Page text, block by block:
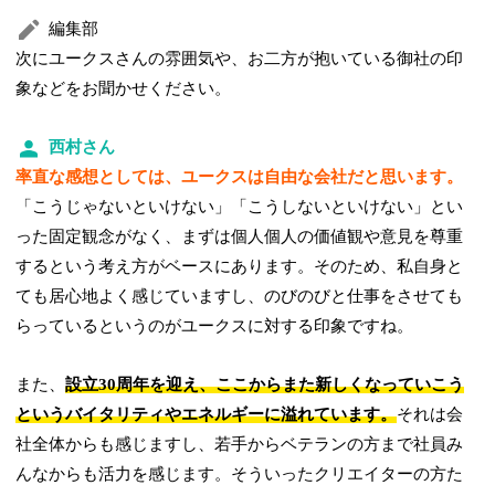
編集部
次にユークスさんの雰囲気や、お二方が抱いている御社の印
象などをお聞かせください。
西村さん
率直な感想としては、ユークスは自由な会社だと思います。
「こうじゃないといけない」「こうしないといけない」とい
った固定観念がなく、まずは個人個人の価値観や意見を尊重
するという考え方がベースにあります。そのため、私自身と
ても居心地よく感じていますし、のびのびと仕事をさせても
らっているというのがユークスに対する印象ですね。
また、設立30周年を迎え、ここからまた新しくなっていこう
というバイタリティやエネルギーに溢れています。それは会
社全体からも感じますし、若手からベテランの方まで社員み
んなからも活力を感じます。そういったクリエイターの方た